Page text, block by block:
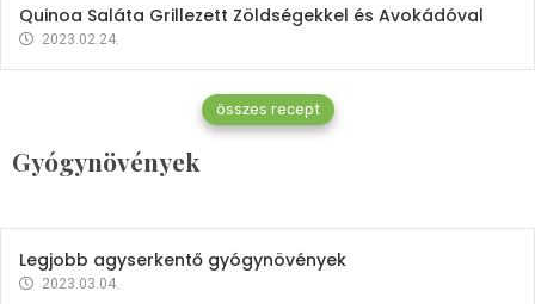
Quinoa Saláta Grillezett Zöldségekkel és Avokádóval
2023.02.24.
összes recept
Gyógynövények
Gyógynövények
Mindent a petrezselyemről
2023.12.21.
Legjobb agyserkentő gyógynövények
2023.03.04.